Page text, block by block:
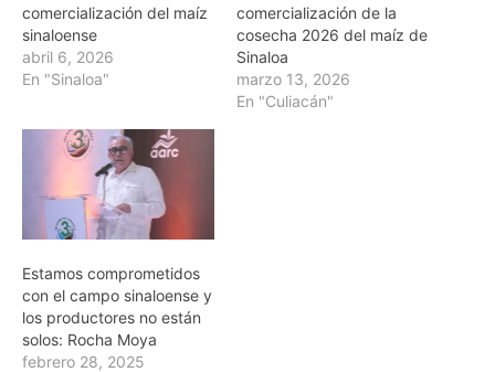
comercialización del maíz
sinaloense
abril 6, 2026
En "Sinaloa"
comercialización de la
cosecha 2026 del maíz de
Sinaloa
marzo 13, 2026
En "Culiacán"
Estamos comprometidos
con el campo sinaloense y
los productores no están
solos: Rocha Moya
febrero 28, 2025